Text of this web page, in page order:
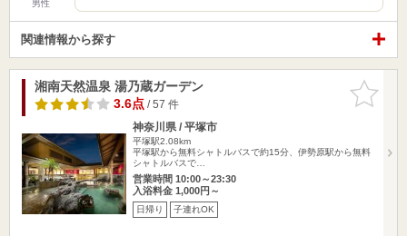
男性
関連情報から探す
お気に入
りに追加
湘南天然温泉 湯乃蔵ガーデン
3.6点/ 57 件
神奈川県 / 平塚市
平塚駅2.08km
平塚駅から無料シャトルバスで約15分、伊勢原駅から無料
シャトルバスで…
営業時間 10:00～23:30
入浴料金 1,000円～
日帰り 子連れOK